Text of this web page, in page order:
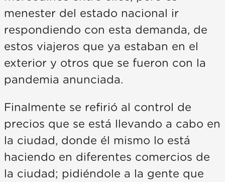
menester del estado nacional ir
respondiendo con esta demanda, de
estos viajeros que ya estaban en el
exterior y otros que se fueron con la
pandemia anunciada.
Finalmente se refirió al control de
precios que se está llevando a cabo en
la ciudad, donde él mismo lo está
haciendo en diferentes comercios de
la ciudad; pidiéndole a la gente que